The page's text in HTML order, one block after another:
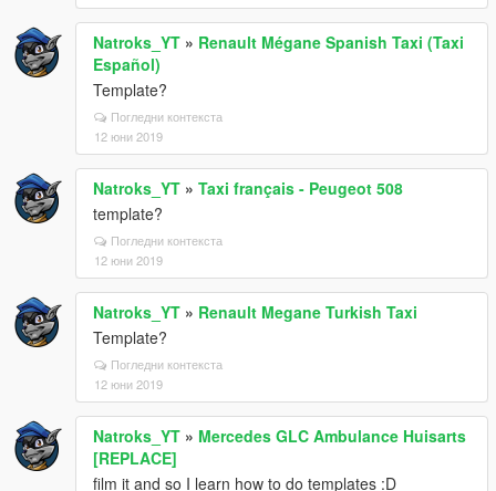
Natroks_YT » Renault Mégane Spanish Taxi (Taxi
Español)
Template?
Погледни контекста
12 юни 2019
Natroks_YT » Taxi français - Peugeot 508
template?
Погледни контекста
12 юни 2019
Natroks_YT » Renault Megane Turkish Taxi
Template?
Погледни контекста
12 юни 2019
Natroks_YT » Mercedes GLC Ambulance Huisarts
[REPLACE]
film it and so I learn how to do templates :D